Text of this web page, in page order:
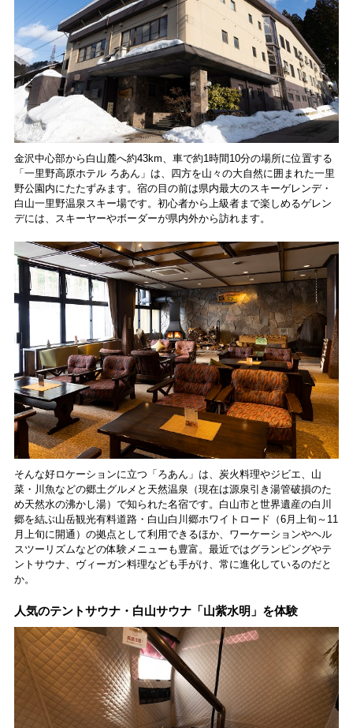
金沢中心部から白山麓へ約43km、車で約1時間10分の場所に位置する
「一里野高原ホテル ろあん」は、四方を山々の大自然に囲まれた一里
野公園内にたたずみます。宿の目の前は県内最大のスキーゲレンデ・
白山一里野温泉スキー場です。初心者から上級者まで楽しめるゲレン
デには、スキーヤーやボーダーが県内外から訪れます。
そんな好ロケーションに立つ「ろあん」は、炭火料理やジビエ、山
菜・川魚などの郷土グルメと天然温泉（現在は源泉引き湯管破損のた
め天然水の沸かし湯）で知られた名宿です。白山市と世界遺産の白川
郷を結ぶ山岳観光有料道路・白山白川郷ホワイトロード（6月上旬～11
月上旬に開通）の拠点として利用できるほか、ワーケーションやヘル
スツーリズムなどの体験メニューも豊富。最近ではグランピングやテ
ントサウナ、ヴィーガン料理なども手がけ、常に進化しているのだと
か。
人気のテントサウナ・白山サウナ「山紫水明」を体験